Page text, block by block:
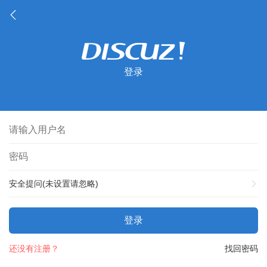
登录
安全提问(未设置请忽略)
登录
找回密码
还没有注册？